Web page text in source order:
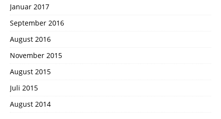
Januar 2017
September 2016
August 2016
November 2015
August 2015
Juli 2015
August 2014